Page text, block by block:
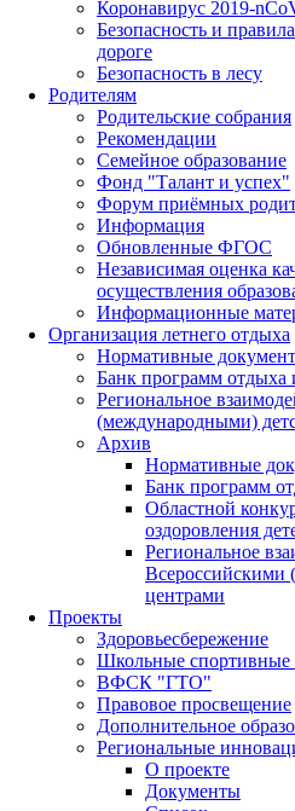
Коронавирус 2019-
Безопасность и
дороге
Безопасность в лесу
Родителям
Родительские собрания
Рекомендации
Семейное образование
Фонд "Талант и успех"
Форум приёмных
Информация
Обновленные ФГОС
Независимая оценка
осуществления
Информационные
Организация летнего отдыха
Нормативные
Банк программ отдыха
Региональное
(международными)
Архив
Нормативные
Банк программ
Областной
оздоровления
Региональное
Всероссийскими
центрами
Проекты
Здоровьесбережение
Школьные спортивные
ВФСК "ГТО"
Правовое просвещение
Дополнительное
Региональные
О проекте
Документы